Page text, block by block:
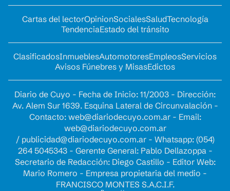
Cartas del lectorOpinionSocialesSaludTecnología
TendenciaEstado del tránsito
ClasificadosInmueblesAutomotoresEmpleosServicios
Avisos Fúnebres y MisasEdictos
Diario de Cuyo - Fecha de Inicio: 11/2003 - Dirección:
Av. Alem Sur 1639. Esquina Lateral de Circunvalación -
Contacto: web@diariodecuyo.com.ar- Email:
web@diariodecuyo.com.ar
/ publicidad@diariodecuyo.com.ar- Whatsapp: (054)
264 5045343 - Gerente General: Pablo Dellazoppa -
Secretario de Redacción: Diego Castillo - Editor Web:
Mario Romero - Empresa propietaria del medio -
FRANCISCO MONTES S.A.C.I.F.